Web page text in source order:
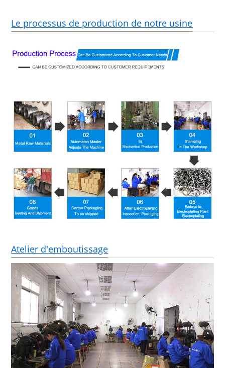
Le processus de production de notre usine
Atelier d'emboutissage